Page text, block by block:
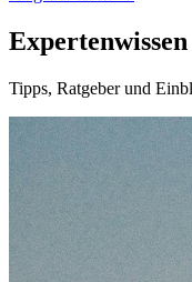
Tipps, Ratgeber und